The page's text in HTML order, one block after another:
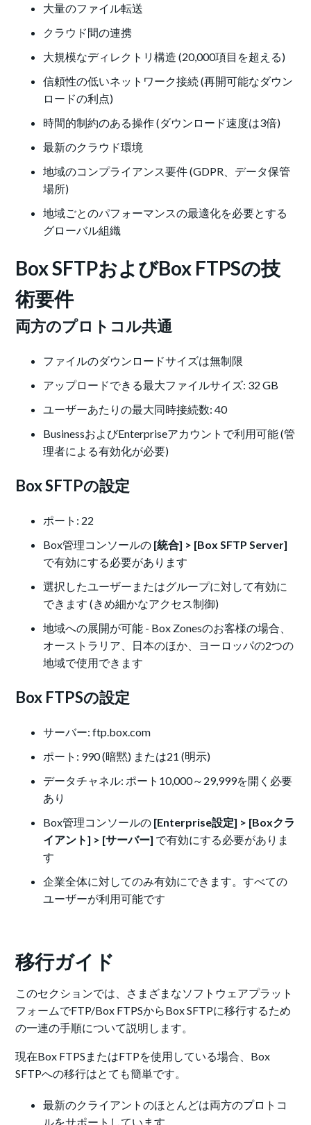
大量のファイル転送
クラウド間の連携
大規模なディレクトリ構造 (20,000項目を超える)
信頼性の低いネットワーク接続 (再開可能なダウン
ロードの利点)
時間的制約のある操作 (ダウンロード速度は3倍)
最新のクラウド環境
地域のコンプライアンス要件 (GDPR、データ保管
場所)
地域ごとのパフォーマンスの最適化を必要とする
グローバル組織
Box SFTPおよびBox FTPSの技
術要件
両方のプロトコル共通
ファイルのダウンロードサイズは無制限
アップロードできる最大ファイルサイズ: 32 GB
ユーザーあたりの最大同時接続数: 40
BusinessおよびEnterpriseアカウントで利用可能 (管
理者による有効化が必要)
Box SFTPの設定
ポート: 22
Box管理コンソールの [統合] > [Box SFTP Server]
で有効にする必要があります
選択したユーザーまたはグループに対して有効に
できます (きめ細かなアクセス制御)
地域への展開が可能 - Box Zonesのお客様の場合、
オーストラリア、日本のほか、ヨーロッパの2つの
地域で使用できます
Box FTPSの設定
サーバー: ftp.box.com
ポート: 990 (暗黙) または21 (明示)
データチャネル: ポート10,000～29,999を開く必要
あり
Box管理コンソールの [Enterprise設定] > [Boxクラ
イアント] > [サーバー] で有効にする必要がありま
す
企業全体に対してのみ有効にできます。すべての
ユーザーが利用可能です
移行ガイド
このセクションでは、さまざまなソフトウェアプラット
フォームでFTP/Box FTPSからBox SFTPに移行するため
の一連の手順について説明します。
現在Box FTPSまたはFTPを使用している場合、Box
SFTPへの移行はとても簡単です。
最新のクライアントのほとんどは両方のプロトコ
ルをサポートしています